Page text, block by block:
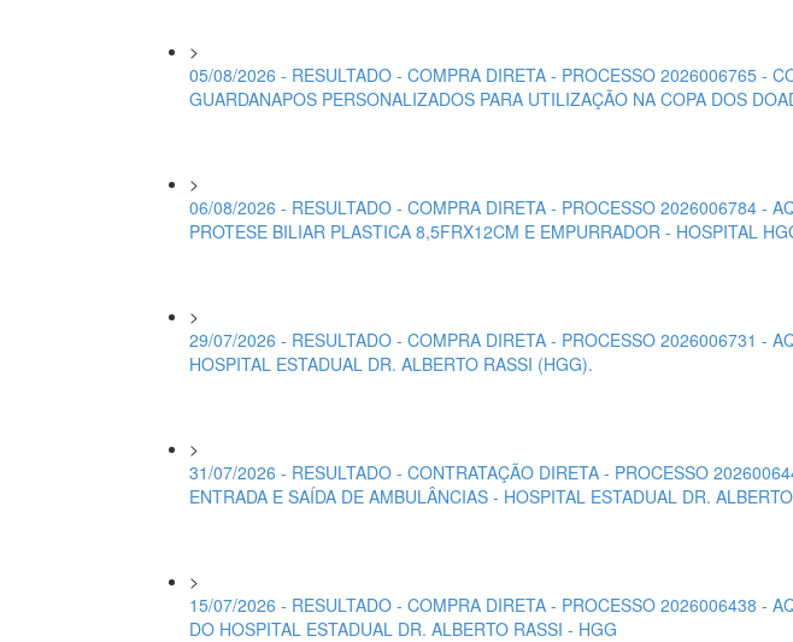
>
05/08/2026 - RESULTADO - COMPRA DIRETA - PROCESSO 2026006765 -
GUARDANAPOS PERSONALIZADOS PARA UTILIZAÇÃO NA COPA DOS
>
06/08/2026 - RESULTADO - COMPRA DIRETA - PROCESSO 2026006784 -
PROTESE BILIAR PLASTICA 8,5FRX12CM E EMPURRADOR - HOSPITAL
>
29/07/2026 - RESULTADO - COMPRA DIRETA - PROCESSO 2026006731 -
HOSPITAL ESTADUAL DR. ALBERTO RASSI (HGG).
>
31/07/2026 - RESULTADO - CONTRATAÇÃO DIRETA - PROCESSO
ENTRADA E SAÍDA DE AMBULÂNCIAS - HOSPITAL ESTADUAL DR.
>
15/07/2026 - RESULTADO - COMPRA DIRETA - PROCESSO 2026006438 -
DO HOSPITAL ESTADUAL DR. ALBERTO RASSI - HGG